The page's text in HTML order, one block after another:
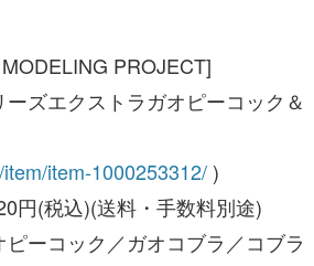
ーズエクストラガオピーコック＆
item-1000253312/
税込)(送料・手数料別途)
ーコック／ガオコブラ／コブラ
ツ